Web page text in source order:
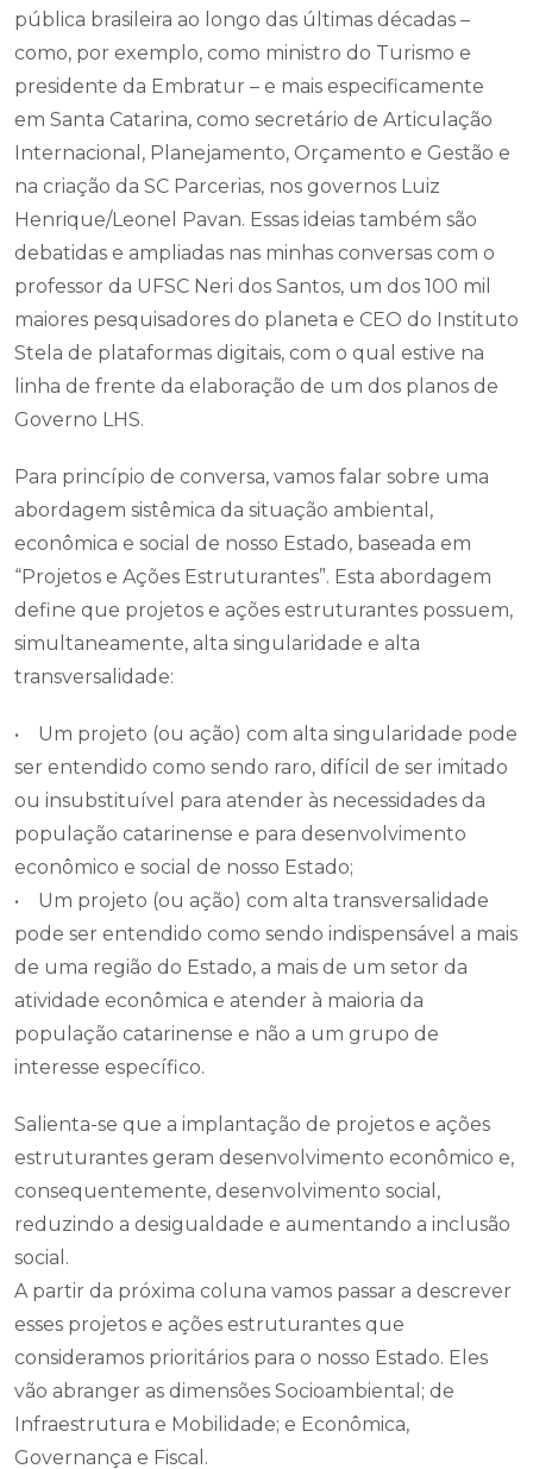
pública brasileira ao longo das últimas décadas –
como, por exemplo, como ministro do Turismo e
presidente da Embratur – e mais especificamente
em Santa Catarina, como secretário de Articulação
Internacional, Planejamento, Orçamento e Gestão e
na criação da SC Parcerias, nos governos Luiz
Henrique/Leonel Pavan. Essas ideias também são
debatidas e ampliadas nas minhas conversas com o
professor da UFSC Neri dos Santos, um dos 100 mil
maiores pesquisadores do planeta e CEO do Instituto
Stela de plataformas digitais, com o qual estive na
linha de frente da elaboração de um dos planos de
Governo LHS.
Para princípio de conversa, vamos falar sobre uma
abordagem sistêmica da situação ambiental,
econômica e social de nosso Estado, baseada em
“Projetos e Ações Estruturantes”. Esta abordagem
define que projetos e ações estruturantes possuem,
simultaneamente, alta singularidade e alta
transversalidade:
• Um projeto (ou ação) com alta singularidade pode
ser entendido como sendo raro, difícil de ser imitado
ou insubstituível para atender às necessidades da
população catarinense e para desenvolvimento
econômico e social de nosso Estado;
• Um projeto (ou ação) com alta transversalidade
pode ser entendido como sendo indispensável a mais
de uma região do Estado, a mais de um setor da
atividade econômica e atender à maioria da
população catarinense e não a um grupo de
interesse específico.
Salienta-se que a implantação de projetos e ações
estruturantes geram desenvolvimento econômico e,
consequentemente, desenvolvimento social,
reduzindo a desigualdade e aumentando a inclusão
social.
A partir da próxima coluna vamos passar a descrever
esses projetos e ações estruturantes que
consideramos prioritários para o nosso Estado. Eles
vão abranger as dimensões Socioambiental; de
Infraestrutura e Mobilidade; e Econômica,
Governança e Fiscal.